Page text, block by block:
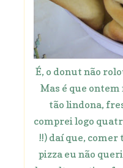
É, o donut não
Mas é que
tão lindona,
comprei logo
!!) daí que, comer
pizza eu não